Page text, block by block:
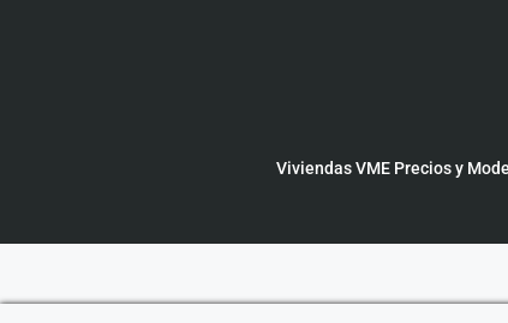
Viviendas VME Precios y